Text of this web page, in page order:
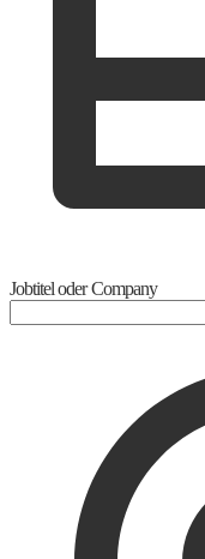
Jobtitel oder Company